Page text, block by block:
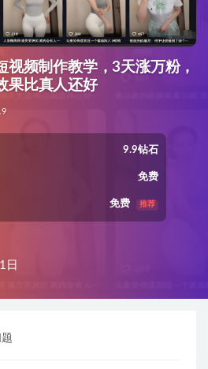
视频制作教学，3天涨万粉，
果比真人还好
9.9钻石
免费
免费 推荐
日